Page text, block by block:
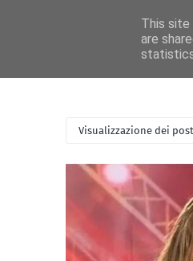
Visualizzazione dei
This site
are